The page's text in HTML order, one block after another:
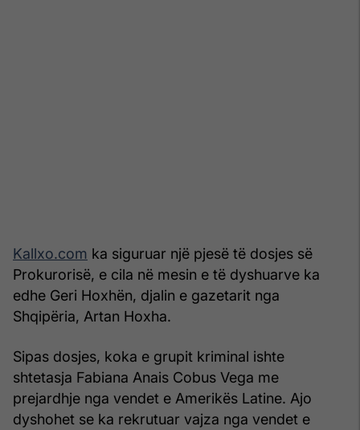
Kallxo.com ka siguruar një pjesë të dosjes së
Prokurorisë, e cila në mesin e të dyshuarve ka
edhe Geri Hoxhën, djalin e gazetarit nga
Shqipëria, Artan Hoxha.
Sipas dosjes, koka e grupit kriminal ishte
shtetasja Fabiana Anais Cobus Vega me
prejardhje nga vendet e Amerikës Latine. Ajo
dyshohet se ka rekrutuar vajza nga vendet e